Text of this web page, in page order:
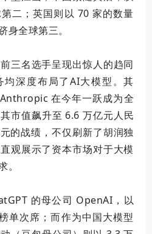
二；英国则以 70 家的数量
身全球第三。
三名选手呈现出惊人的趋同
深度布局了AI大模型。其
在今年一跃成为全
市值飙升至 6.6 万亿元人民
的战绩，不仅刷新了胡润独
观展示了资本市场对于大模
的母公司 OpenAI，以
单次席；而作为中国大模型